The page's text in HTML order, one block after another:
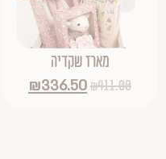
₪411.00
₪336.50
מארז שקדיה